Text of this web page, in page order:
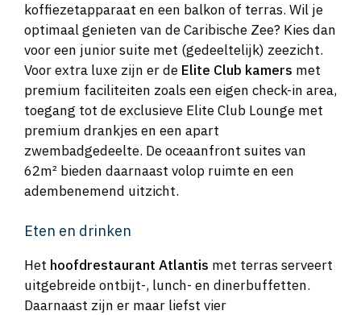
koffiezetapparaat en een balkon of terras. Wil je
optimaal genieten van de Caribische Zee? Kies dan
voor een junior suite met (gedeeltelijk) zeezicht.
Voor extra luxe zijn er de Elite Club kamers met
premium faciliteiten zoals een eigen check-in area,
toegang tot de exclusieve Elite Club Lounge met
premium drankjes en een apart
zwembadgedeelte. De oceaanfront suites van
62m² bieden daarnaast volop ruimte en een
adembenemend uitzicht.
Eten en drinken
Het hoofdrestaurant Atlantis met terras serveert
uitgebreide ontbijt-, lunch- en dinerbuffetten.
Daarnaast zijn er maar liefst vier